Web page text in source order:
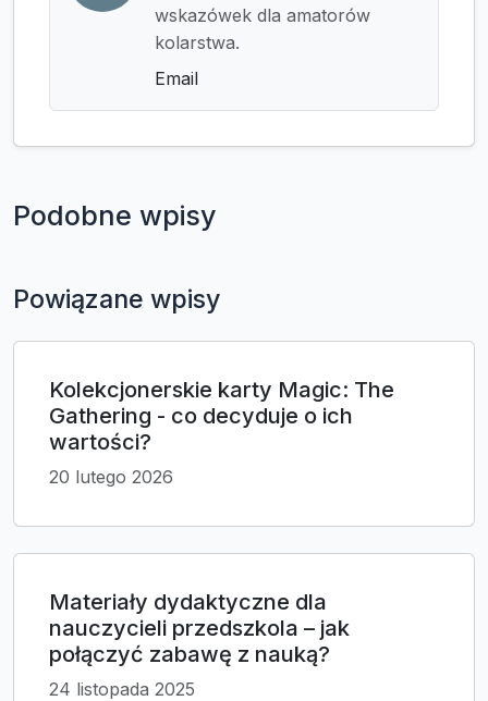
wskazówek dla amatorów
kolarstwa.
Email
Podobne wpisy
Powiązane wpisy
Kolekcjonerskie karty Magic: The
Gathering - co decyduje o ich
wartości?
20 lutego 2026
Materiały dydaktyczne dla
nauczycieli przedszkola – jak
połączyć zabawę z nauką?
24 listopada 2025